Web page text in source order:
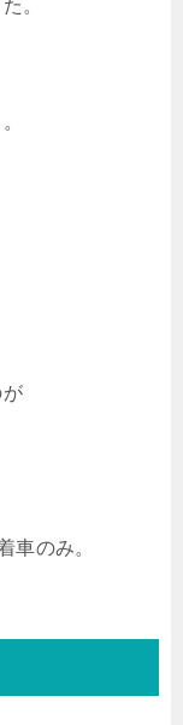
。
車のみ。